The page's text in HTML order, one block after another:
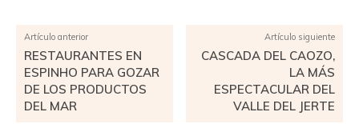
Artículo anterior
RESTAURANTES EN
ESPINHO PARA GOZAR
DE LOS PRODUCTOS
DEL MAR
Artículo siguiente
CASCADA DEL CAOZO,
LA MÁS
ESPECTACULAR DEL
VALLE DEL JERTE